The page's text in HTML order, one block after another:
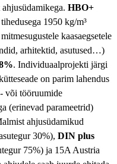
HBO+
1950 kg/m³
kaasaegsetele
arhitektid, asutused…)
. Individuaalprojekti järgi
on parim lahendus
või tööruumide
(erinevad parameetrid)
ahjusüdamikud
30%), DIN plus
75%) ja 15A Austria